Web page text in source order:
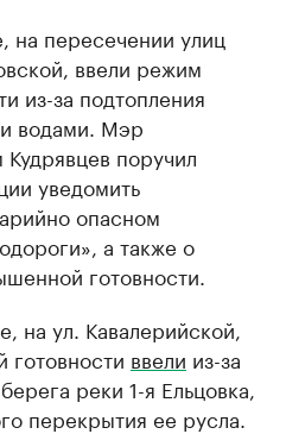
на пересечении улиц
ввели режим
из-за подтопления
водами. Мэр
поручил
уведомить
опасном
а также о
готовности.
на ул. Кавалерийской,
ввели из-за
реки 1-я Ельцовка,
перекрытия ее русла.